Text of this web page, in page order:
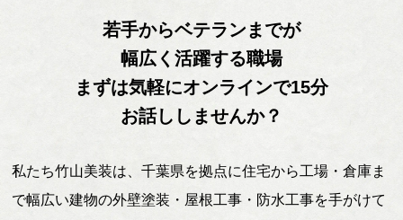
若手からベテランまでが
幅広く活躍する職場
まずは気軽にオンラインで15分
お話ししませんか？
私たち竹山美装は、千葉県を拠点に住宅から工場・倉庫ま
で幅広い建物の外壁塗装・屋根工事・防水工事を手がけて